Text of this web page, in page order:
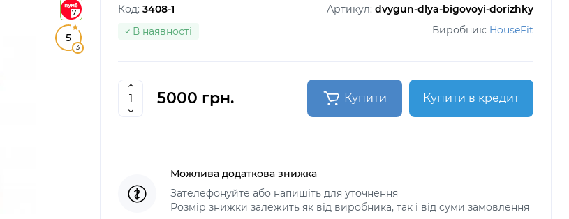
7
5
3
Код: 3408-1 Артикул: dvygun-dlya-bigovoyi-dorizhky
Виробник: HouseFit
В наявності
5000 грн. Купити Купити в кредит
Можлива додаткова знижка
Зателефонуйте або напишіть для уточнення
Розмір знижки залежить як від виробника, так і від суми замовлення